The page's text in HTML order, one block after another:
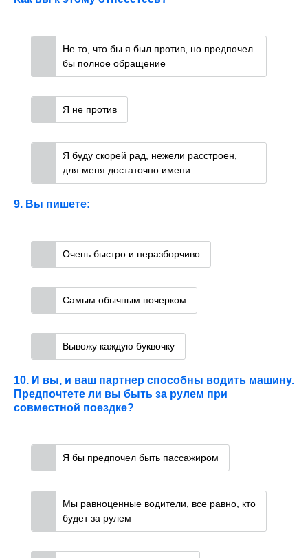
Не то, что бы я был против, но предпочел
бы полное обращение
Я не против
Я буду скорей рад, нежели расстроен,
для меня достаточно имени
9. Вы пишете:
Очень быстро и неразборчиво
Самым обычным почерком
Вывожу каждую буквочку
10. И вы, и ваш партнер способны водить машину.
Предпочтете ли вы быть за рулем при
совместной поездке?
Я бы предпочел быть пассажиром
Мы равноценные водители, все равно, кто
будет за рулем